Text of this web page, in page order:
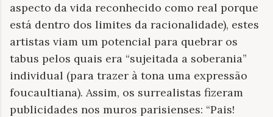
aspecto da vida reconhecido como real porque
está dentro dos limites da racionalidade), estes
artistas viam um potencial para quebrar os
tabus pelos quais era “sujeitada a soberania”
individual (para trazer à tona uma expressão
foucaultiana). Assim, os surrealistas fizeram
publicidades nos muros parisienses: “Pais!